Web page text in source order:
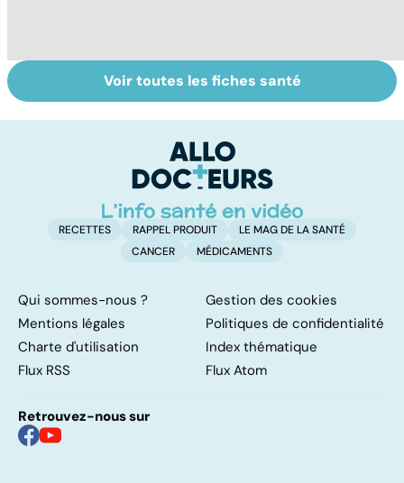
Compléments
alimentaires :
Calvitie :
pourquoi nos
lâchent !
Voir toutes les fiches santé
RECETTES RAPPEL PRODUIT
LE MAG DE LA SANTÉ
CANCER
MÉDICAMENTS
Qui sommes-nous ?
Gestion des cookies
Mentions légales
Politiques de confidentialité
Charte d'utilisation
Index thématique
Flux RSS
Flux Atom
Retrouvez-nous sur